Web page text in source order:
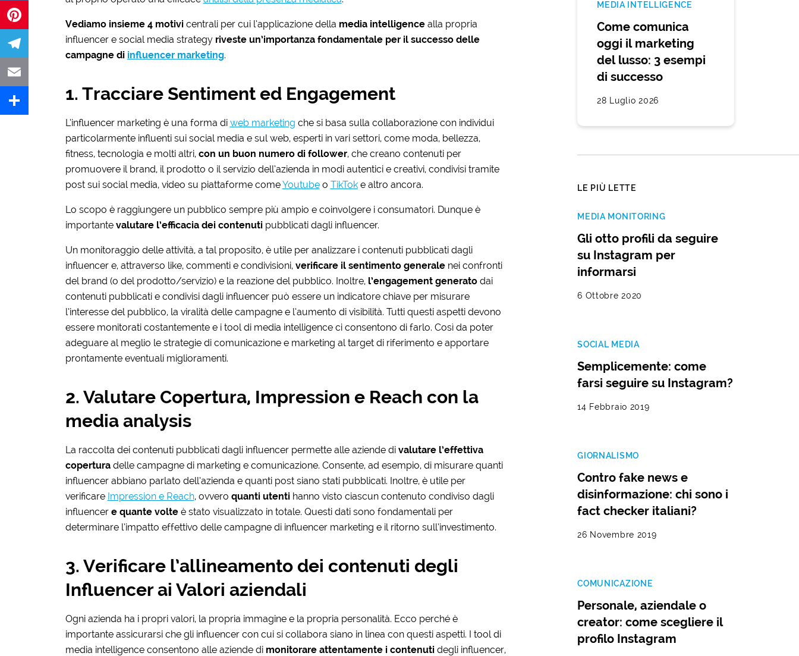
LinkedIn
Pinterest
Telegram
Email
Vediamo insieme 4 motivicentrali per cui l’applicazione della media intelligencealla propria
influencer e social media strategy riveste un’importanza fondamentale per il successo delle
campagne di influencer marketing.
1. Tracciare Sentiment ed Engagement
L’influencer marketing è una forma di web marketing che si basa sulla collaborazione con individui
particolarmente influenti sui social media e sul web, esperti in vari settori, come moda, bellezza,
fitness, tecnologia e molti altri, con un buon numero di follower, che creano contenuti per
promuovere il brand, il prodotto o il servizio dell’azienda in modi autentici e creativi, condivisi tramite
post sui social media, video su piattaforme comeYoutubeo TikToke altro ancora.
Lo scopo è raggiungere un pubblico sempre più ampio e coinvolgere i consumatori. Dunque è
importante valutare l’efficacia dei contenutipubblicati dagli influencer.
Un monitoraggio delle attività, a tal proposito, è utile per analizzare i contenuti pubblicati dagli
influencer e, attraverso like, commenti e condivisioni, verificare il sentimento generalenei confronti
del brand (o del prodotto/servizio) e la reazione del pubblico. Inoltre, l’engagement generatodai
contenuti pubblicati e condivisi dagli influencer può essere un indicatore chiave per misurare
l’interesse del pubblico, la viralità delle campagne e l’aumento di visibilità. Tutti questi aspetti devono
essere monitorati costantemente e i tool di media intelligence ci consentono di farlo. Così da poter
adeguare al meglio le strategie di comunicazione e marketing al target di riferimento e apportare
prontamente eventuali miglioramenti.
2. Valutare Copertura, Impression e Reach con la
media analysis
La raccolta dei contenuti pubblicati dagli influencer permette alle aziende di valutare l’effettiva
coperturadelle campagne di marketing e comunicazione. Consente, ad esempio, di misurare quanti
influencer abbiano parlato dell’azienda e quanti post siano stati pubblicati. Inoltre, è utile per
verificare Impression e Reach, ovvero quanti utentihanno visto ciascun contenuto condiviso dagli
influencer e quante volteè stato visualizzato in totale. Questi dati sono fondamentali per
determinare l’impatto effettivo delle campagne di influencer marketing e il ritorno sull’investimento.
3. Verificare l’allineamento dei contenuti degli
Influencer ai Valori aziendali
Ogni azienda ha i propri valori, la propria immagine e la propria personalità. Ecco perché è
importante assicurarsi che gli influencer con cui si collabora siano in linea con questi aspetti. I tool di
media intelligence consentono alle aziende di monitorare attentamente i contenutidegli influencer,
MEDIA INTELLIGENCE
Come comunica
oggi il marketing
del lusso: 3 esempi
di successo
28 Luglio 2026
LE PIÙ LETTE
MEDIA MONITORING
Gli otto profili da seguire
su Instagram per
informarsi
6 Ottobre 2020
SOCIAL MEDIA
Semplicemente: come
farsi seguire su Instagram?
14 Febbraio 2019
GIORNALISMO
Contro fake news e
disinformazione: chi sono i
fact checker italiani?
26 Novembre 2019
COMUNICAZIONE
Personale, aziendale o
creator: come scegliere il
profilo Instagram